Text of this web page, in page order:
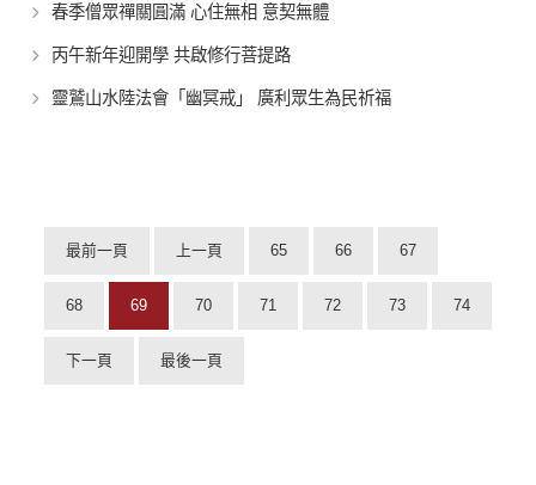
春季僧眾禪關圓滿 心住無相 意契無體
丙午新年迎開學 共啟修行菩提路
靈鷲山水陸法會「幽冥戒」 廣利眾生為民祈福
最前一頁 上一頁 65 66 67
68 69 70 71 72 73 74
下一頁 最後一頁